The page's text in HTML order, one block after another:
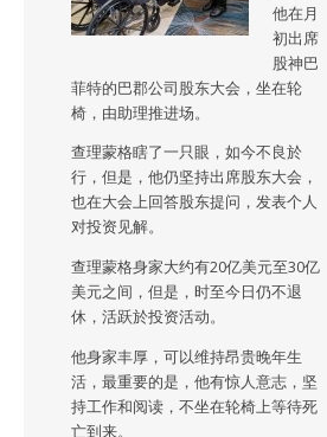
他在月
初出席
股神巴
菲特的巴郡公司股东大会，坐在轮
椅，由助理推进场。
查理蒙格瞎了一只眼，如今不良於
行，但是，他仍坚持出席股东大会，
也在大会上回答股东提问，发表个人
对投资见解。
查理蒙格身家大约有20亿美元至30亿
美元之间，但是，时至今日仍不退
休，活跃於投资活动。
他身家丰厚，可以维持昂贵晚年生
活，最重要的是，他有惊人意志，坚
持工作和阅读，不坐在轮椅上等待死
亡到来。